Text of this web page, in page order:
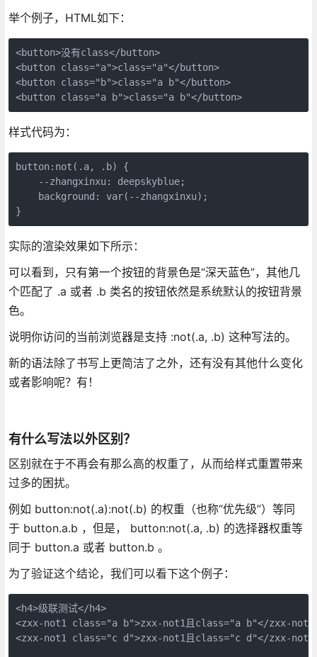
举个例子，HTML如下：
<button>没有class</button>
<button class="a">class="a"</button>
<button class="b">class="a b"</button>
<button class="a b">class="a b"</button>
样式代码为：
button:not(.a, .b) {
    --zhangxinxu: deepskyblue;
    background: var(--zhangxinxu);
}
实际的渲染效果如下所示：
可以看到，只有第一个按钮的背景色是“深天蓝色”，其他几
个匹配了 .a 或者 .b 类名的按钮依然是系统默认的按钮背景
色。
说明你访问的当前浏览器是支持 :not(.a, .b) 这种写法的。
新的语法除了书写上更简洁了之外，还有没有其他什么变化
或者影响呢？有！
有什么写法以外区别？
区别就在于不再会有那么高的权重了，从而给样式重置带来
过多的困扰。
例如 button:not(.a):not(.b) 的权重（也称“优先级”）等同
于 button.a.b ，但是， button:not(.a, .b) 的选择器权重等
同于 button.a 或者 button.b 。
为了验证这个结论，我们可以看下这个例子：
<h4>级联测试</h4>
<zxx-not1 class="a b">zxx-not1且class="a b"</zxx-
<zxx-not1 class="c d">zxx-not1且class="c d"</zxx-